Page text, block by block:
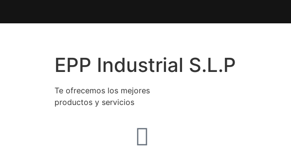
EPP Industrial S.L.P
Te ofrecemos los mejores
productos y servicios